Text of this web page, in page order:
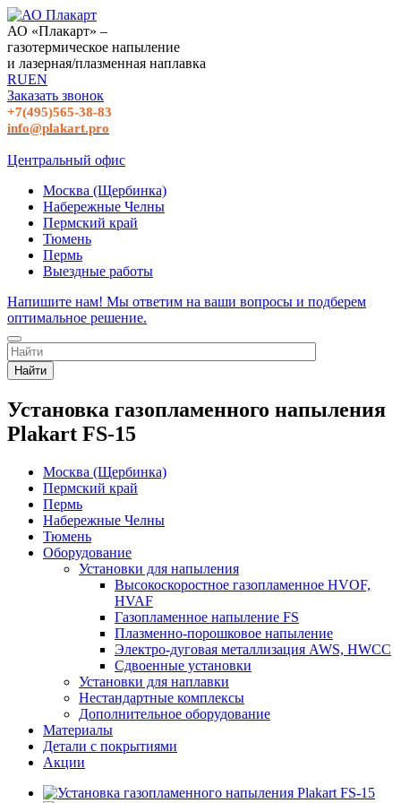
АО «Плакарт» –
газотермическое напыление
и лазерная/плазменная наплавка
RUEN
Заказать звонок
+7(495)565-38-83
info@plakart.pro
Центральный офис
Москва (Щербинка)
Набережные Челны
Пермский край
Тюмень
Пермь
Выездные работы
Напишите нам! Мы ответим на ваши вопросы и подберем
оптимальное решение.
Найти
Установка газопламенного напыления
Plakart FS-15
Москва (Щербинка)
Пермский край
Пермь
Набережные Челны
Тюмень
Оборудование
Установки для напыления
Высокоскоростное газопламенное HVOF,
HVAF
Газопламенное напыление FS
Плазменно-порошковое напыление
Электро-дуговая металлизация AWS, HWCC
Сдвоенные установки
Установки для наплавки
Нестандартные комплексы
Дополнительное оборудование
Материалы
Детали с покрытиями
Акции